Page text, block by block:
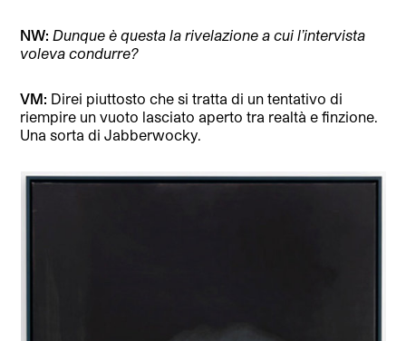
NW: Dunque è questa la rivelazione a cui l’intervista
voleva condurre?
VM: Direi piuttosto che si tratta di un tentativo di
riempire un vuoto lasciato aperto tra realtà e finzione.
Una sorta di Jabberwocky.